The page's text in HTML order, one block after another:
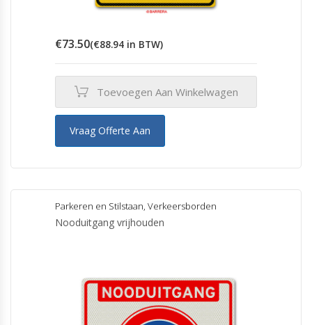
€73.50(€88.94 in BTW)
Toevoegen Aan Winkelwagen
Vraag Offerte Aan
Parkeren en Stilstaan, Verkeersborden
Nooduitgang vrijhouden